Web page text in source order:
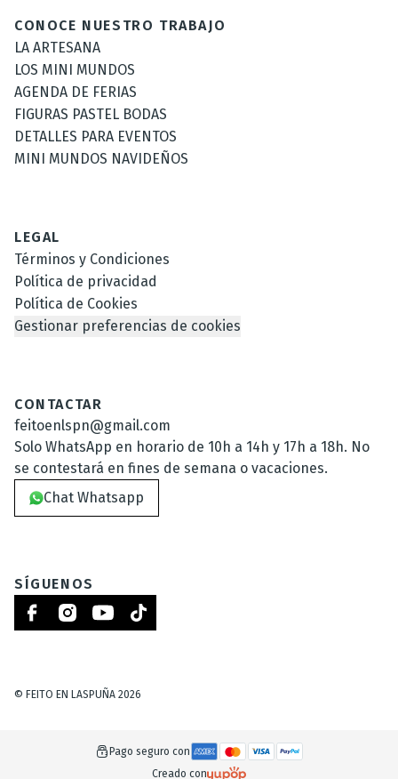
CONOCE NUESTRO TRABAJO
LA ARTESANA
LOS MINI MUNDOS
AGENDA DE FERIAS
FIGURAS PASTEL BODAS
DETALLES PARA EVENTOS
MINI MUNDOS NAVIDEÑOS
LEGAL
Términos y Condiciones
Política de privacidad
Política de Cookies
Gestionar preferencias de cookies
CONTACTAR
feitoenlspn@gmail.com
Solo WhatsApp en horario de 10h a 14h y 17h a 18h. No
se contestará en fines de semana o vacaciones.
Chat Whatsapp
SÍGUENOS
© FEITO EN LASPUÑA 2026
Pago seguro con
Creado con